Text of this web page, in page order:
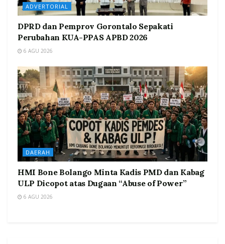
ADVERTORIAL
DPRD dan Pemprov Gorontalo Sepakati
Perubahan KUA-PPAS APBD 2026
6 AGU 2026
DAERAH
HMI Bone Bolango Minta Kadis PMD dan Kabag
ULP Dicopot atas Dugaan “Abuse of Power”
6 AGU 2026